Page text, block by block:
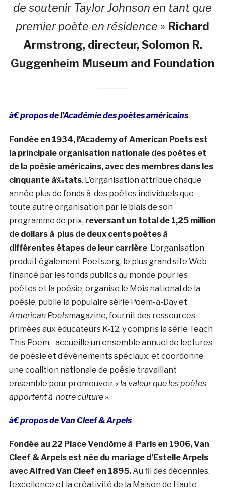
de soutenir Taylor Johnson en tant que
premier poète en résidence » Richard
Armstrong, directeur, Solomon R.
Guggenheim Museum and Foundation
à€ propos de l’Académie des poètes américains
Fondée en 1934, l’Academy of American Poets est
la principale organisation nationale des poètes et
de la poésie américains, avec des membres dans les
cinquante à‰tats. L’organisation attribue chaque
année plus de fonds à des poètes individuels que
toute autre organisation par le biais de son
programme de prix, reversant un total de 1,25 million
de dollars à plus de deux cents poètes à
différentes étapes de leur carrière. L’organisation
produit également Poets.org, le plus grand site Web
financé par les fonds publics au monde pour les
poètes et la poésie, organise le Mois national de la
poésie, publie la populaire série Poem-a-Day et
American Poetsmagazine, fournit des ressources
primées aux éducateurs K-12, y compris la série Teach
This Poem, accueille un ensemble annuel de lectures
de poésie et d’événements spéciaux; et coordonne
une coalition nationale de poésie travaillant
ensemble pour promouvoir« la valeur que les poètes
apportent à notre culture ».
à€ propos de Van Cleef & Arpels
Fondée au 22 Place Vendôme à Paris en 1906, Van
Cleef & Arpels est née du mariage d’Estelle Arpels
avec Alfred Van Cleef en 1895.Au fil des décennies,
l’excellence et la créativité de la Maison de Haute